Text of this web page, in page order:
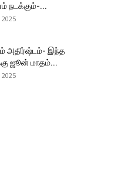
நடக்கும்-...
2025
அதிர்ஷ்டம்- இந்த
ஜூன் மாதம்...
2025